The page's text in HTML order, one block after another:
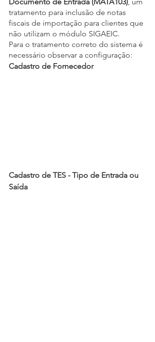
tratamento para inclusão de notas
fiscais de importação para clientes que
não utilizam o módulo SIGAEIC.
Para o tratamento correto do sistema é
necessário observar a configuração:
Cadastro de Fornecedor
Cadastro de TES - Tipo de Entrada ou
Saída